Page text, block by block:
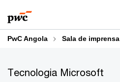
to
content
to
footer
PwC Angola Sala de imprensa
Tecnologia Microsoft